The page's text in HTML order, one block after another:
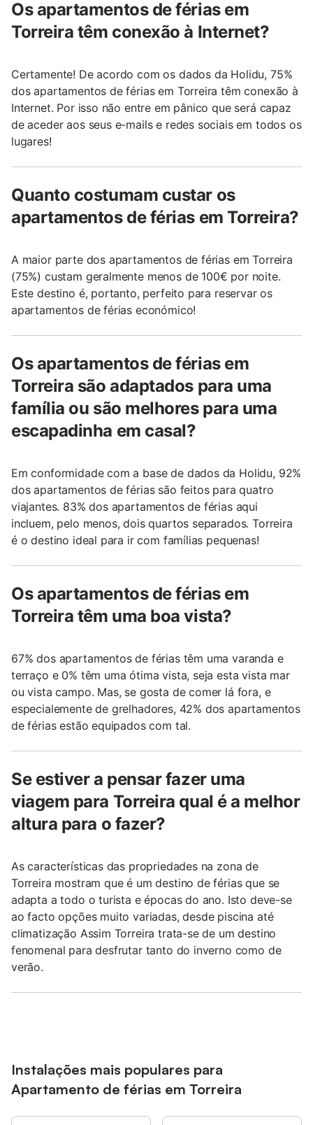
Os apartamentos de férias em
Torreira têm conexão à Internet?
Certamente! De acordo com os dados da Holidu, 75%
dos apartamentos de férias em Torreira têm conexão à
Internet. Por isso não entre em pânico que será capaz
de aceder aos seus e-mails e redes sociais em todos os
lugares!
Quanto costumam custar os
apartamentos de férias em Torreira?
A maior parte dos apartamentos de férias em Torreira
(75%) custam geralmente menos de 100€ por noite.
Este destino é, portanto, perfeito para reservar os
apartamentos de férias económico!
Os apartamentos de férias em
Torreira são adaptados para uma
família ou são melhores para uma
escapadinha em casal?
Em conformidade com a base de dados da Holidu, 92%
dos apartamentos de férias são feitos para quatro
viajantes. 83% dos apartamentos de férias aqui
incluem, pelo menos, dois quartos separados. Torreira
é o destino ideal para ir com famílias pequenas!
Os apartamentos de férias em
Torreira têm uma boa vista?
67% dos apartamentos de férias têm uma varanda e
terraço e 0% têm uma ótima vista, seja esta vista mar
ou vista campo. Mas, se gosta de comer lá fora, e
especialemente de grelhadores, 42% dos apartamentos
de férias estão equipados com tal.
Se estiver a pensar fazer uma
viagem para Torreira qual é a melhor
altura para o fazer?
As características das propriedades na zona de
Torreira mostram que é um destino de férias que se
adapta a todo o turista e épocas do ano. Isto deve-se
ao facto opções muito variadas, desde piscina até
climatização Assim Torreira trata-se de um destino
fenomenal para desfrutar tanto do inverno como de
verão.
Instalações mais populares para
Apartamento de férias em Torreira